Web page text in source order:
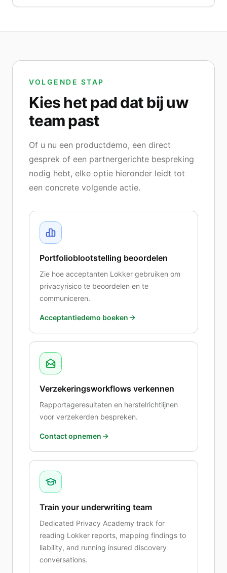
VOLGENDE STAP
Kies het pad dat bij uw
team past
Of u nu een productdemo, een direct
gesprek of een partnergerichte bespreking
nodig hebt, elke optie hieronder leidt tot
een concrete volgende actie.
Portfolioblootstelling beoordelen
Zie hoe acceptanten Lokker gebruiken om
privacyrisico te beoordelen en te
communiceren.
Acceptantiedemo boeken
Verzekeringsworkflows verkennen
Rapportageresultaten en herstelrichtlijnen
voor verzekerden bespreken.
Contact opnemen
Train your underwriting team
Dedicated Privacy Academy track for
reading Lokker reports, mapping findings to
liability, and running insured discovery
conversations.